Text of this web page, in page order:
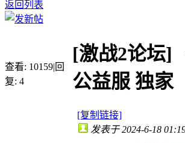
返回列表
查看: 10159|回
复: 4
[激战2论坛]
公益服 独家
[复制链接]
发表于 2024-6-18